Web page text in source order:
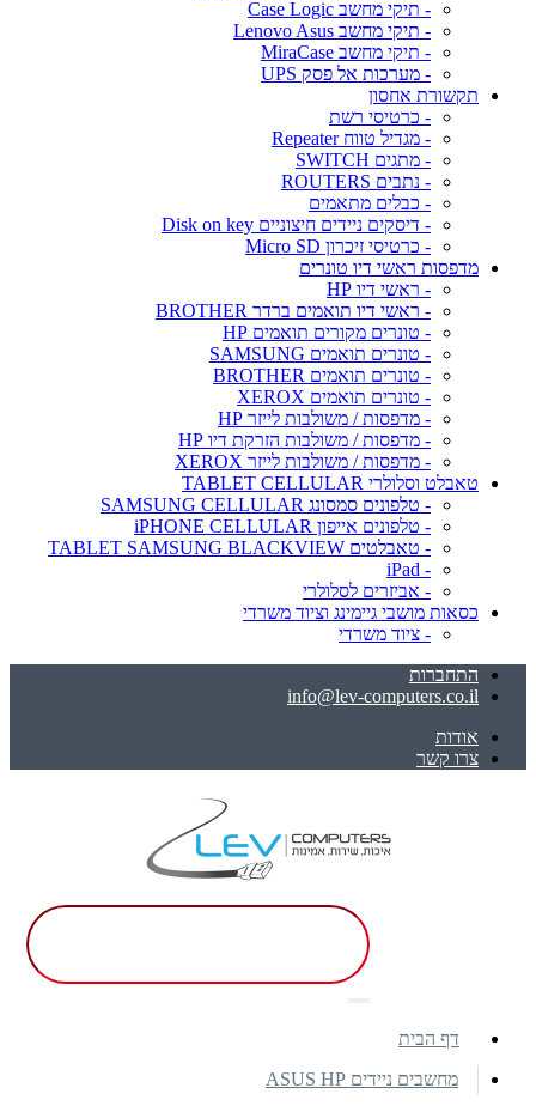
- תיקי מחשב Case Logic
- תיקי מחשב Lenovo Asus
- תיקי מחשב MiraCase
- מערכות אל פסק UPS
תקשורת אחסון
- כרטיסי רשת
- מגדיל טווח Repeater
- מתגים SWITCH
- נתבים ROUTERS
- כבלים מתאמים
- דיסקים ניידים חיצוניים Disk on key
- כרטיסי זיכרון Micro SD
מדפסות ראשי דיו טונרים
- ראשי דיו HP
- ראשי דיו תואמים ברדר BROTHER
- טונרים מקורים תואמים HP
- טונרים תואמים SAMSUNG
- טונרים תואמים BROTHER
- טונרים תואמים XEROX
- מדפסות / משולבות לייזר HP
- מדפסות / משולבות הזרקת דיו HP
- מדפסות / משולבות לייזר XEROX
טאבלט וסלולרי TABLET CELLULAR
- טלפונים סמסונג SAMSUNG CELLULAR
- טלפונים אייפון iPHONE CELLULAR
- טאבלטים TABLET SAMSUNG BLACKVIEW
- iPad
- אביזרים לסלולרי
כסאות מושבי גיימינג וציוד משרדי
- ציוד משרדי
התחברות
info@lev-computers.co.il
אודות
צרו קשר
דף הבית
מחשבים ניידים ASUS HP